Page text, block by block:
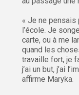
« Je ne pensais
l’école. Je
carte, ou à me
quand les
travaille fort, je
j’ai un but, j’ai
affirme Maryka.